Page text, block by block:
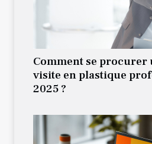
Comment se procurer
visite en plastique
2025 ?